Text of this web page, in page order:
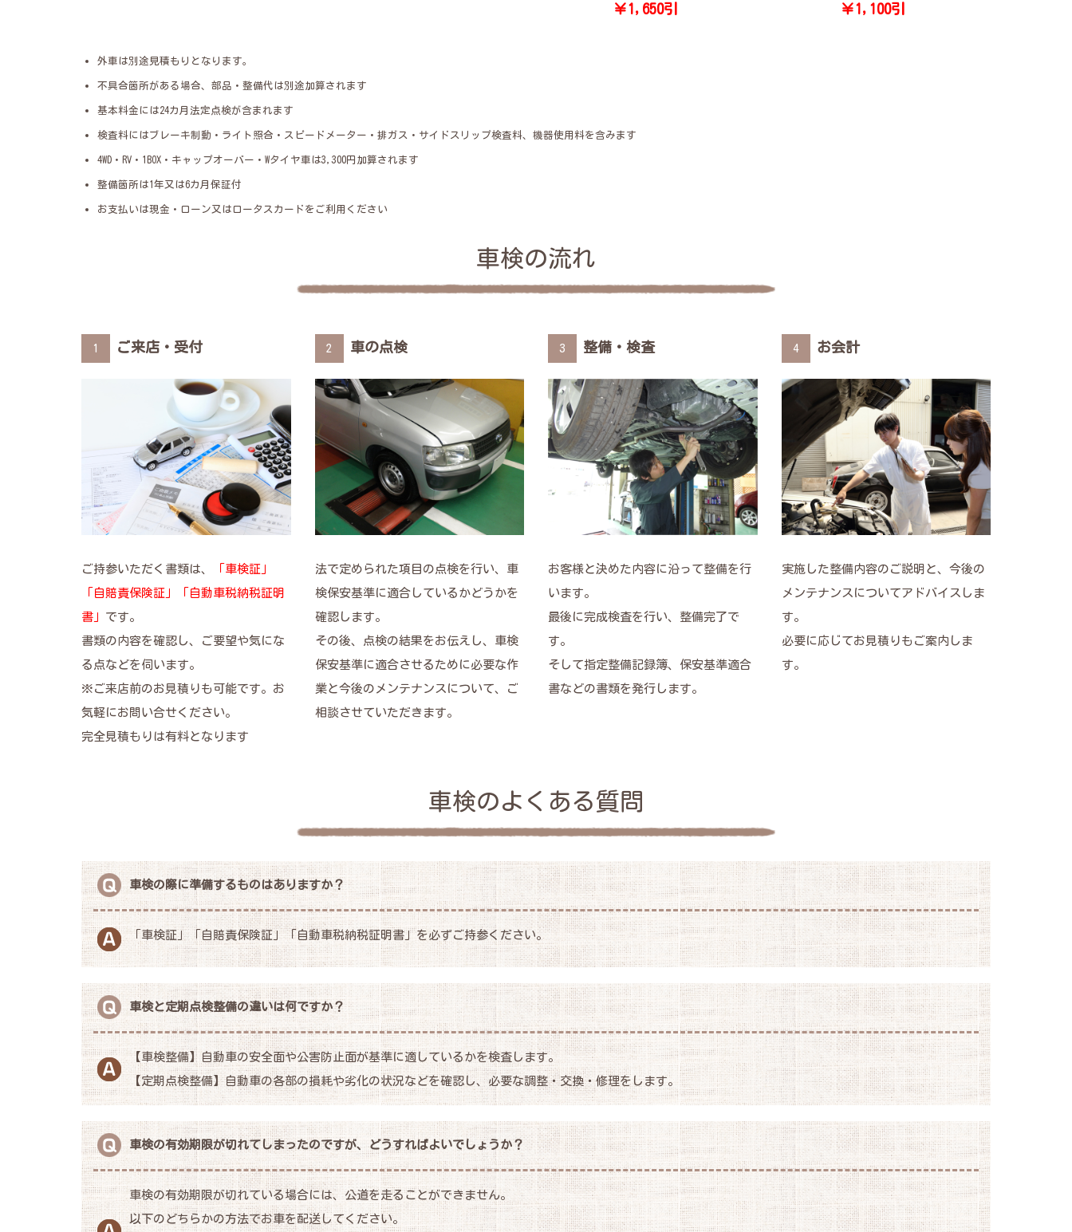
￥1,650引 ￥1,100引
外車は別途見積もりとなります。
不具合箇所がある場合、部品・整備代は別途加算されます
基本料金には24カ月法定点検が含まれます
検査料にはブレーキ制動・ライト照合・スピードメーター・排ガス・サイドスリップ検査料、機器使用料を含みます
4WD・RV・1BOX・キャップオーバー・Wタイヤ車は3,300円加算されます
整備箇所は1年又は6カ月保証付
お支払いは現金・ローン又はロータスカードをご利用ください
車検の流れ
1 ご来店・受付
ご持参いただく書類は、
「車検証」
「自賠責保険証」「自動車税納税証明
書」 です。
書類の内容を確認し、ご要望や気にな
る点などを伺います。
※ご来店前のお見積りも可能です。お
気軽にお問い合せください。
完全見積もりは有料となります
2 車の点検
法で定められた項目の点検を行い、車
検保安基準に適合しているかどうかを
確認します。
その後、点検の結果をお伝えし、車検
保安基準に適合させるために必要な作
業と今後のメンテナンスについて、ご
相談させていただきます。
3 整備・検査
お客様と決めた内容に沿って整備を行
います。
最後に完成検査を行い、整備完了で
す。
そして指定整備記録簿、保安基準適合
書などの書類を発行します。
4 お会計
実施した整備内容のご説明と、今後の
メンテナンスについてアドバイスしま
す。
必要に応じてお見積りもご案内しま
す。
車検のよくある質問
車検の際に準備するものはありますか？
「車検証」「自賠責保険証」「自動車税納税証明書」を必ずご持参ください。
車検と定期点検整備の違いは何ですか？
【車検整備】自動車の安全面や公害防止面が基準に適しているかを検査します。
【定期点検整備】自動車の各部の損耗や劣化の状況などを確認し、必要な調整・交換・修理をします。
車検の有効期限が切れてしまったのですが、どうすればよいでしょうか？
車検の有効期限が切れている場合には、公道を走ることができません。
以下のどちらかの方法でお車を配送してください。